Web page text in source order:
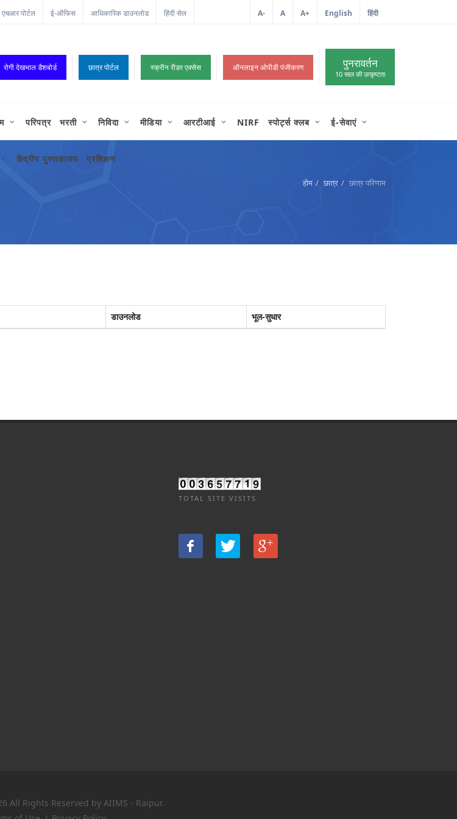
एचआर पोर्टल ई-ऑफिस आधिकारिक डाउनलोड हिंदी सेल A- A A+ English हिंदी
रोगी देखभाल डैशबोर्ड छात्र पोर्टल स्क्रीन रीडर एक्सेस ऑनलाइन ओपीडी पंजीकरण पुनरावर्तन
10 साल की उत्कृष्टता
परिपत्र भरती निविदा मीडिया आरटीआई NIRF स्पोर्ट्स क्लब ई-सेवाएं
केंद्रीय पुस्तकालय प्रशिक्षण
होम छात्र छात्र परिणाम
डाउनलोड भूल-सुधार
TOTAL SITE VISITS
All Rights Reserved by AIIMS - Raipur.